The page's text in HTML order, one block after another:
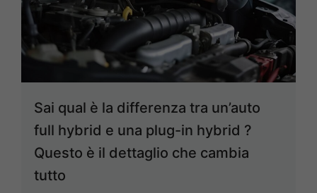
Sai qual è la differenza tra un’auto
full hybrid e una plug-in hybrid ?
Questo è il dettaglio che cambia
tutto